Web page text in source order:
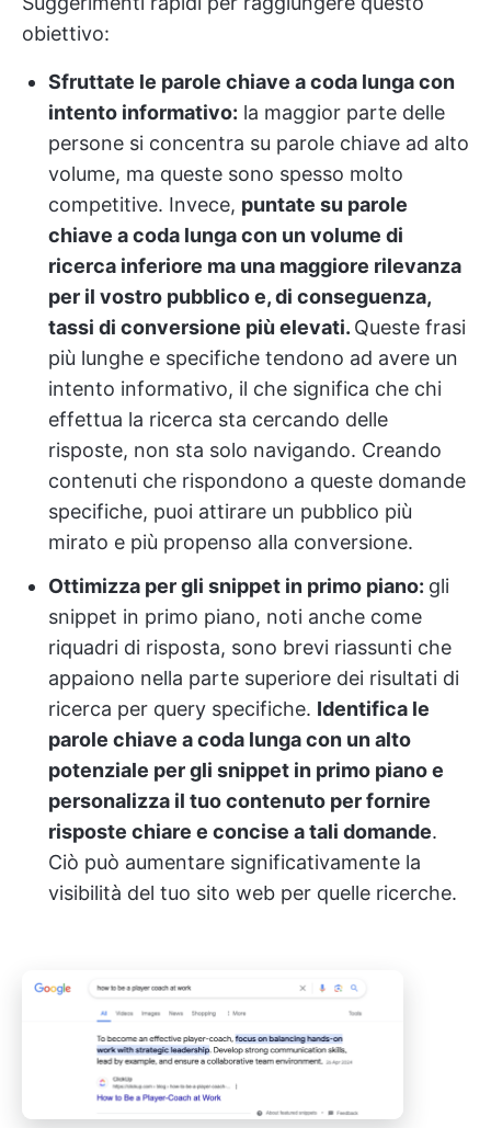
obiettivo:
Sfruttate le parole chiave a coda lunga con
intento informativo: la maggior parte delle
persone si concentra su parole chiave ad alto
volume, ma queste sono spesso molto
competitive. Invece, puntate su parole
chiave a coda lunga con un volume di
ricerca inferiore ma una maggiore rilevanza
per il vostro pubblico e, di conseguenza,
tassi di conversione più elevati. Queste frasi
più lunghe e specifiche tendono ad avere un
intento informativo, il che significa che chi
effettua la ricerca sta cercando delle
risposte, non sta solo navigando. Creando
contenuti che rispondono a queste domande
specifiche, puoi attirare un pubblico più
mirato e più propenso alla conversione.
Ottimizza per gli snippet in primo piano: gli
snippet in primo piano, noti anche come
riquadri di risposta, sono brevi riassunti che
appaiono nella parte superiore dei risultati di
ricerca per query specifiche. Identifica le
parole chiave a coda lunga con un alto
potenziale per gli snippet in primo piano e
personalizza il tuo contenuto per fornire
risposte chiare e concise a tali domande.
Ciò può aumentare significativamente la
visibilità del tuo sito web per quelle ricerche.